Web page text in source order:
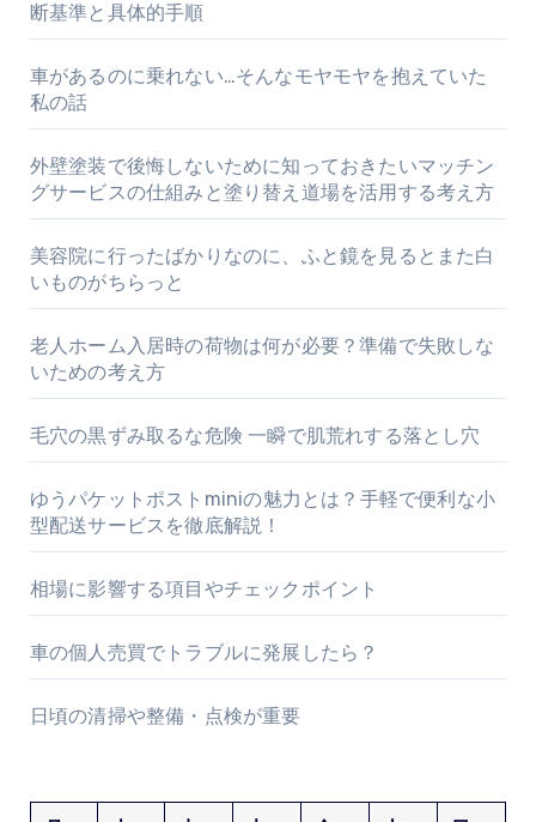
断基準と具体的手順
車があるのに乗れない…そんなモヤモヤを抱えていた
私の話
外壁塗装で後悔しないために知っておきたいマッチン
グサービスの仕組みと塗り替え道場を活用する考え方
美容院に行ったばかりなのに、ふと鏡を見るとまた白
いものがちらっと
老人ホーム入居時の荷物は何が必要？準備で失敗しな
いための考え方
毛穴の黒ずみ取るな危険 一瞬で肌荒れする落とし穴
ゆうパケットポストminiの魅力とは？手軽で便利な小
型配送サービスを徹底解説！
相場に影響する項目やチェックポイント
車の個人売買でトラブルに発展したら？
日頃の清掃や整備・点検が重要